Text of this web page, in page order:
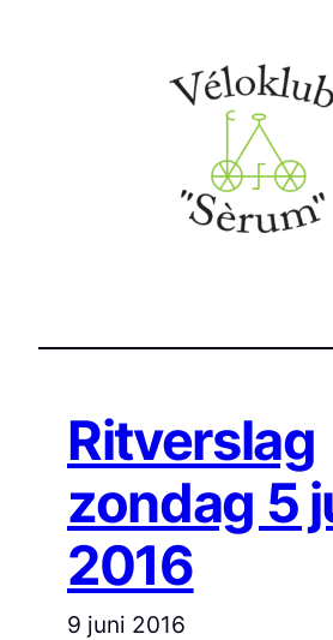
Ritverslag
zondag 5
2016
9 juni 2016